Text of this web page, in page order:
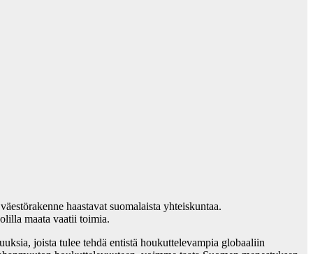
haastavat suomalaista yhteiskuntaa.
maata vaatii toimia.
joista tulee tehdä entistä houkuttelevampia globaaliin